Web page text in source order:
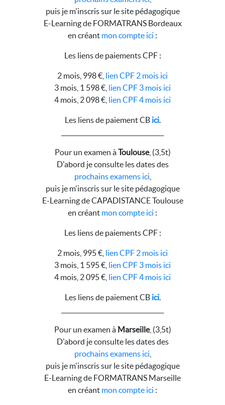
puis je m'inscris sur le site pédagogique
E-Learning de FORMATRANS Bordeaux
en créant mon compte ici :
Les liens de paiements CPF :
2 mois, 998 €, lien CPF 2 mois ici
3 mois, 1 598 €, lien CPF 3 mois ici
4 mois, 2 098 €, lien CPF 4 mois ici
Les liens de paiement CB ici.
Pour un examen àToulouse, (3,5t)
D'abord je consulte les dates des
prochains examens ici
puis je m'inscris sur le site pédagogique
E-Learning de CAPADISTANCE Toulouse
en créant mon compte ici :
Les liens de paiements CPF :
2 mois, 995 €, lien CPF 2 mois ici
3 mois, 1 595 €, lien CPF 3 mois ici
4 mois, 2 095 €, lien CPF 4 mois ici
Les liens de paiement CB ici.
Pour un examen à Marseille, (3,5t)
D'abord je consulte les dates des
prochains examens ici
puis je m'inscris sur le site pédagogique
E-Learning de FORMATRANS Marseille
en créant mon compte ici :